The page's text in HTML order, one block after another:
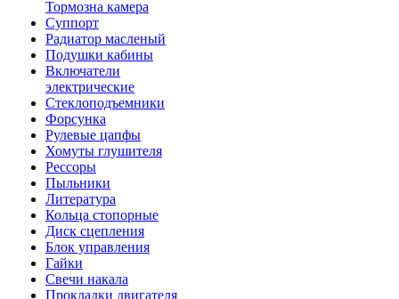
Тормозна камера
Суппорт
Радиатор масленый
Подушки кабины
Включатели
электрические
Стеклоподъемники
Форсунка
Рулевые цапфы
Хомуты глушителя
Рессоры
Пыльники
Литература
Кольца стопорные
Диск сцепления
Блок управления
Гайки
Свечи накала
Прокладки двигателя